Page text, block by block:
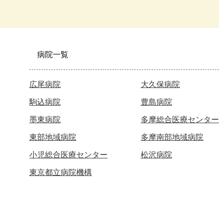
病院一覧
広尾病院 大久保病院
駒込病院 豊島病院
墨東病院 多摩総合医療センター
東部地域病院 多摩南部地域病院
小児総合医療センター 松沢病院
東京都立病院機構